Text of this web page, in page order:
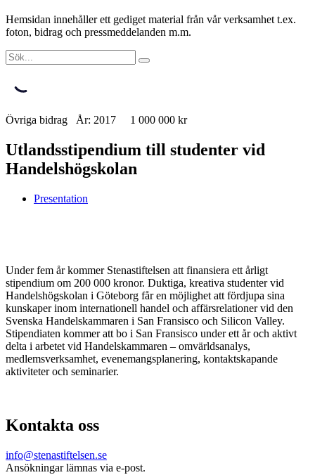
Hemsidan innehåller ett gediget material från vår verksamhet t.ex.
foton, bidrag och pressmeddelanden m.m.
Övriga bidrag År: 2017 1 000 000 kr
Utlandsstipendium till studenter vid
Handelshögskolan
Presentation
Under fem år kommer Stenastiftelsen att finansiera ett årligt
stipendium om 200 000 kronor. Duktiga, kreativa studenter vid
Handelshögskolan i Göteborg får en möjlighet att fördjupa sina
kunskaper inom internationell handel och affärsrelationer vid den
Svenska Handelskammaren i San Fransisco och Silicon Valley.
Stipendiaten kommer att bo i San Fransisco under ett år och aktivt
delta i arbetet vid Handelskammaren – omvärldsanalys,
medlemsverksamhet, evenemangsplanering, kontaktskapande
aktiviteter och seminarier.
Kontakta oss
info@stenastiftelsen.se
Ansökningar lämnas via e-post.